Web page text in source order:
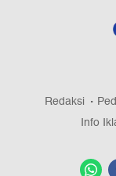
Redaksi
Info